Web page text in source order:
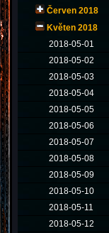
Červen 2018
Květen 2018
2018-05-01
2018-05-02
2018-05-03
2018-05-04
2018-05-05
2018-05-06
2018-05-07
2018-05-08
2018-05-09
2018-05-10
2018-05-11
2018-05-12